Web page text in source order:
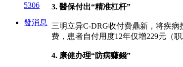
5306
發消息
3. 醫保付出“精准杠杆”
三明立异C-DRG收付费鼎新，将疾
费，患者自付用度12年仅增229元（职
4. 康健办理“防病赚錢”